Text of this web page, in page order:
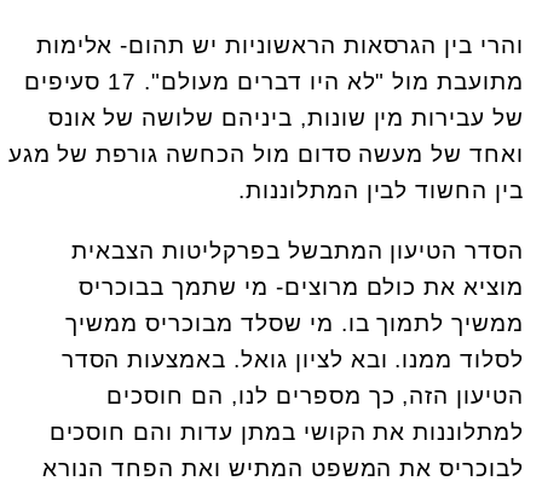
והרי בין הגרסאות הראשוניות יש תהום- אלימות
מתועבת מול "לא היו דברים מעולם". 17 סעיפים
של עבירות מין שונות, ביניהם שלושה של אונס
ואחד של מעשה סדום מול הכחשה גורפת של מגע
בין החשוד לבין המתלוננות.
הסדר הטיעון המתבשל בפרקליטות הצבאית
מוציא את כולם מרוצים- מי שתמך בבוכריס
ממשיך לתמוך בו. מי שסלד מבוכריס ממשיך
לסלוד ממנו. ובא לציון גואל. באמצעות הסדר
הטיעון הזה, כך מספרים לנו, הם חוסכים
למתלוננות את הקושי במתן עדות והם חוסכים
לבוכריס את המשפט המתיש ואת הפחד הנורא